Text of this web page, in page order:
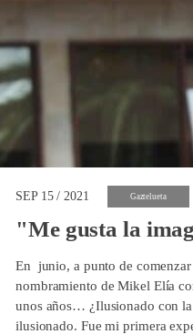
SEP 15 / 2021 Gaztelueta
"Me gusta la
En junio, a punto de
nombramiento de Mikel Elía
unos años… ¿Ilusionado con la
ilusionado. Fue mi primera